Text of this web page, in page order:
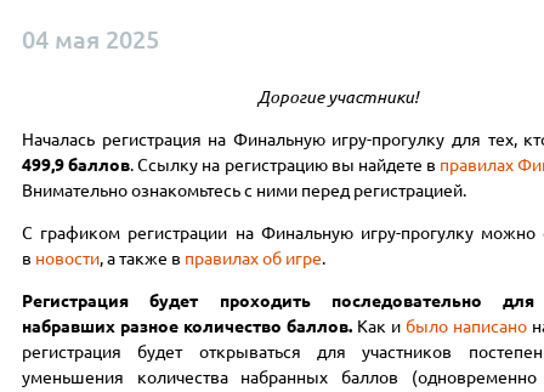
04 мая 2025
Дорогие участники!
Началась регистрация на Финальную игру-прогулку для тех,
499,9 баллов. Ссылку на регистрацию вы найдете в правилах
Внимательно ознакомьтесь с ними перед регистрацией.
С графиком регистрации на Финальную игру-прогулку можно
в новости, а также в правилах об игре.
Регистрация будет проходить последовательно для
набравших разное количество баллов. Как ибыло написано
регистрация будет открываться для участников
уменьшения количества набранных баллов (одновременно